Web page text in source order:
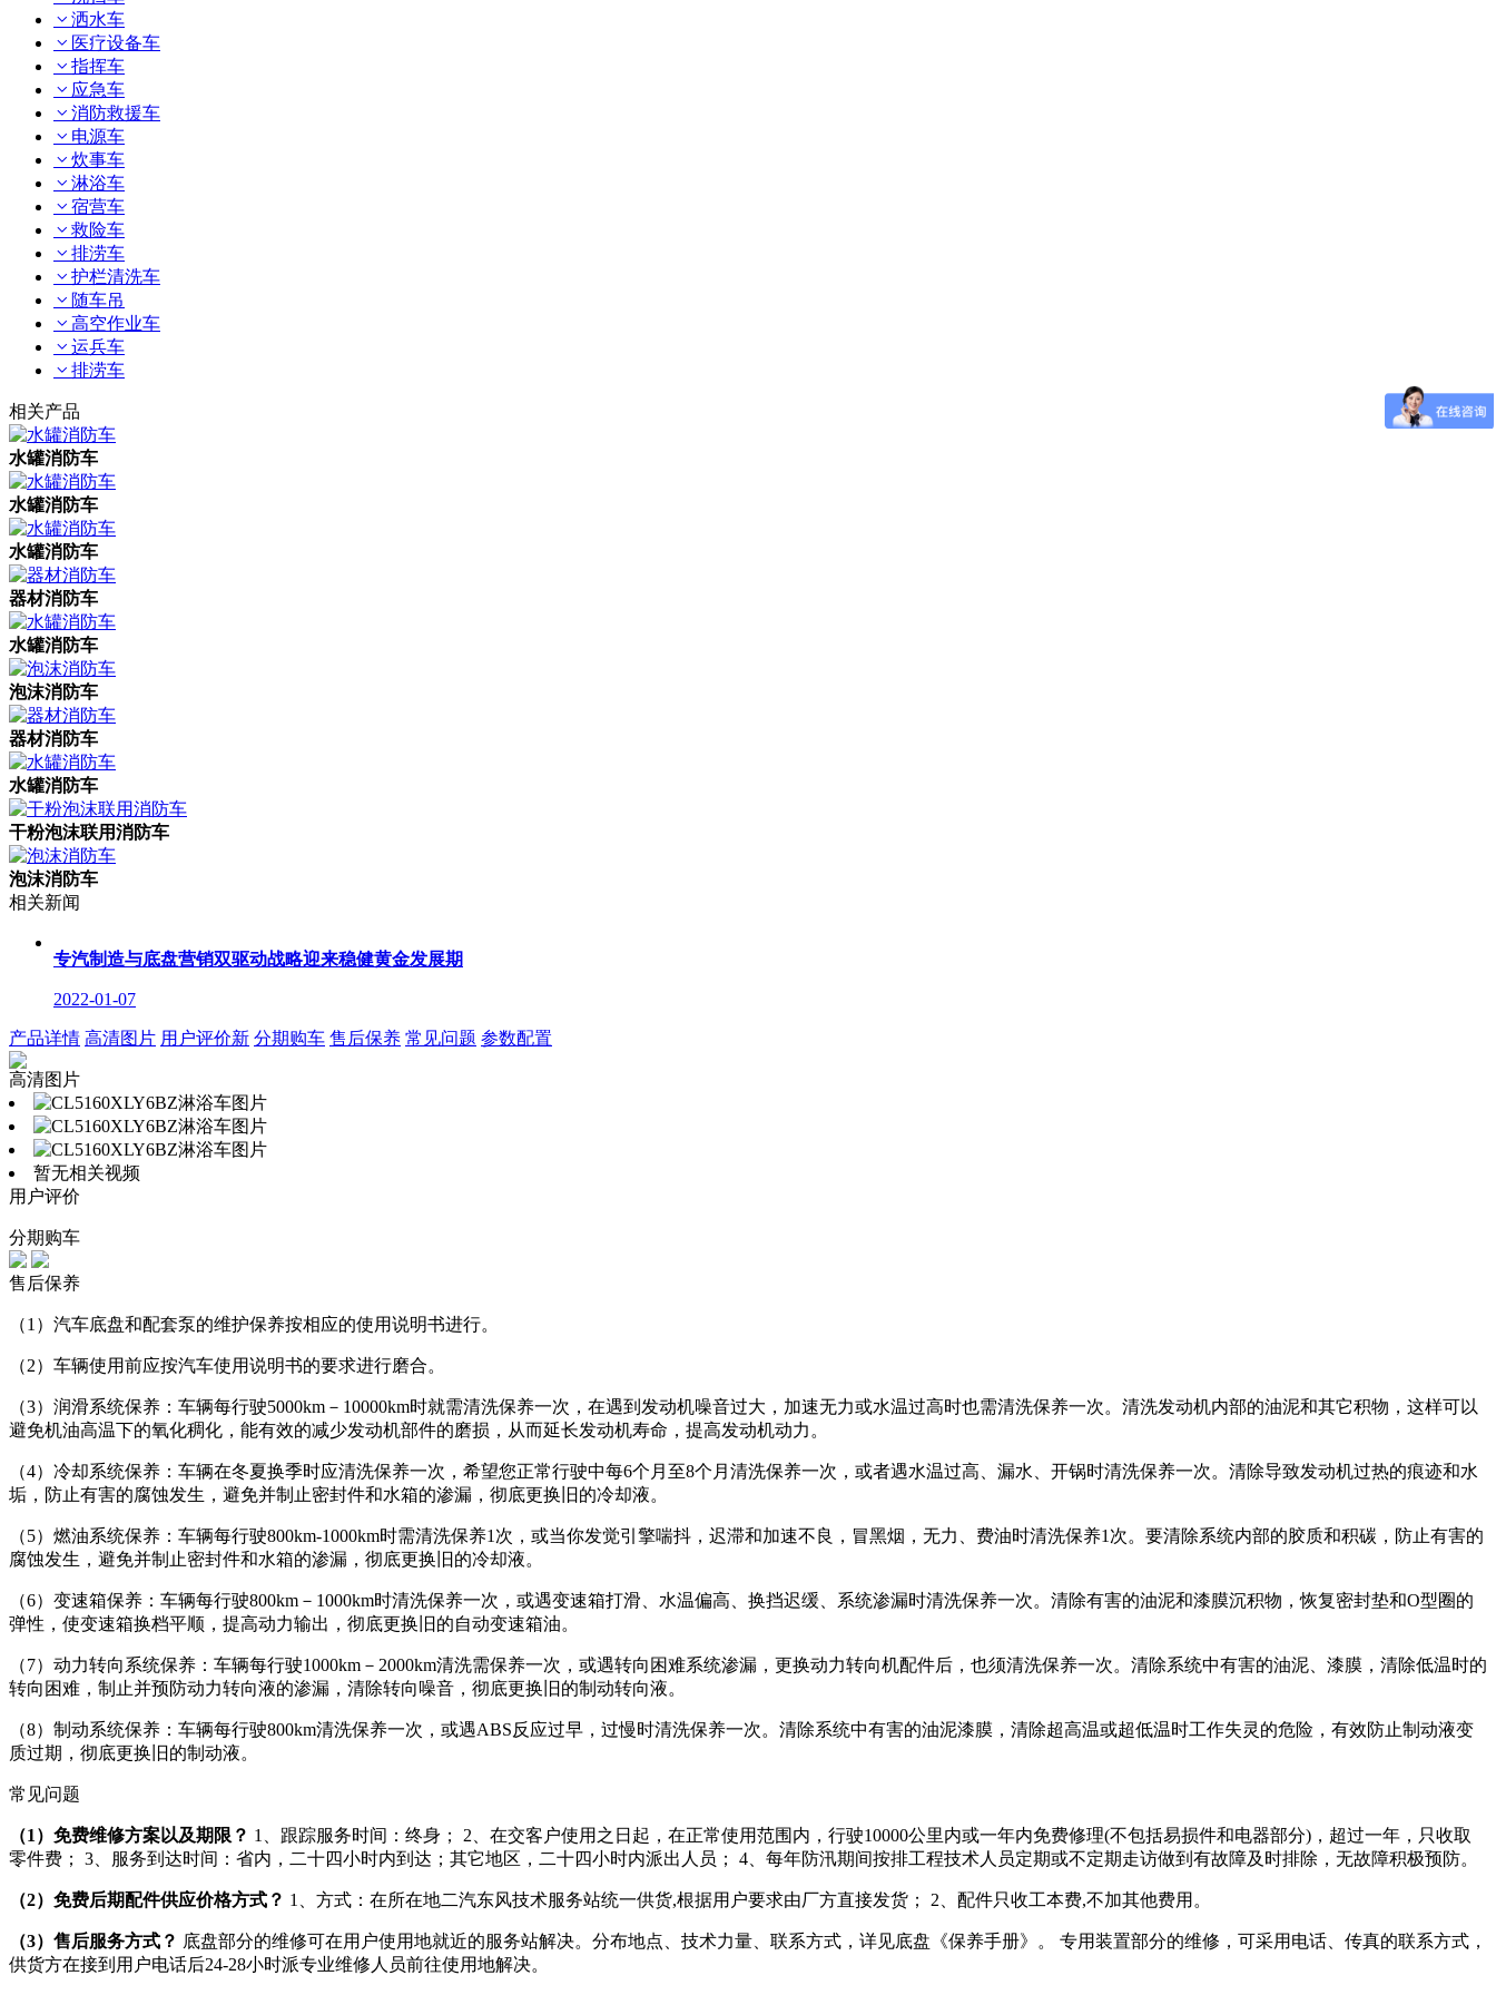
洒水车
医疗设备车
指挥车
应急车
消防救援车
电源车
炊事车
淋浴车
宿营车
救险车
排涝车
护栏清洗车
随车吊
高空作业车
运兵车
排涝车
相关产品
水罐消防车
水罐消防车
水罐消防车
器材消防车
水罐消防车
泡沫消防车
器材消防车
水罐消防车
干粉泡沫联用消防车
泡沫消防车
相关新闻
专汽制造与底盘营销双驱动战略迎来稳健黄金发展期
2022-01-07
产品详情 高清图片 用户评价新 分期购车 售后保养 常见问题 参数配置
高清图片
暂无相关视频
用户评价
分期购车
售后保养
（1）汽车底盘和配套泵的维护保养按相应的使用说明书进行。
（2）车辆使用前应按汽车使用说明书的要求进行磨合。
（3）润滑系统保养：车辆每行驶5000km－10000km时就需清洗保养一次，在遇到发动机噪音过大，加速无力或水温过高时也需清洗保养一次。清洗发动机内部的油泥和其它积物，这样可以
避免机油高温下的氧化稠化，能有效的减少发动机部件的磨损，从而延长发动机寿命，提高发动机动力。
（4）冷却系统保养：车辆在冬夏换季时应清洗保养一次，希望您正常行驶中每6个月至8个月清洗保养一次，或者遇水温过高、漏水、开锅时清洗保养一次。清除导致发动机过热的痕迹和水
垢，防止有害的腐蚀发生，避免并制止密封件和水箱的渗漏，彻底更换旧的冷却液。
（5）燃油系统保养：车辆每行驶800km-1000km时需清洗保养1次，或当你发觉引擎喘抖，迟滞和加速不良，冒黑烟，无力、费油时清洗保养1次。要清除系统内部的胶质和积碳，防止有害的
腐蚀发生，避免并制止密封件和水箱的渗漏，彻底更换旧的冷却液。
（6）变速箱保养：车辆每行驶800km－1000km时清洗保养一次，或遇变速箱打滑、水温偏高、换挡迟缓、系统渗漏时清洗保养一次。清除有害的油泥和漆膜沉积物，恢复密封垫和O型圈的
弹性，使变速箱换档平顺，提高动力输出，彻底更换旧的自动变速箱油。
（7）动力转向系统保养：车辆每行驶1000km－2000km清洗需保养一次，或遇转向困难系统渗漏，更换动力转向机配件后，也须清洗保养一次。清除系统中有害的油泥、漆膜，清除低温时的
转向困难，制止并预防动力转向液的渗漏，清除转向噪音，彻底更换旧的制动转向液。
（8）制动系统保养：车辆每行驶800km清洗保养一次，或遇ABS反应过早，过慢时清洗保养一次。清除系统中有害的油泥漆膜，清除超高温或超低温时工作失灵的危险，有效防止制动液变
质过期，彻底更换旧的制动液。
常见问题
（1）免费维修方案以及期限？ 1、跟踪服务时间：终身； 2、在交客户使用之日起，在正常使用范围内，行驶10000公里内或一年内免费修理(不包括易损件和电器部分)，超过一年，只收取
零件费； 3、服务到达时间：省内，二十四小时内到达；其它地区，二十四小时内派出人员； 4、每年防汛期间按排工程技术人员定期或不定期走访做到有故障及时排除，无故障积极预防。
（2）免费后期配件供应价格方式？ 1、方式：在所在地二汽东风技术服务站统一供货,根据用户要求由厂方直接发货； 2、配件只收工本费,不加其他费用。
（3）售后服务方式？ 底盘部分的维修可在用户使用地就近的服务站解决。分布地点、技术力量、联系方式，详见底盘《保养手册》。 专用装置部分的维修，可采用电话、传真的联系方式，
供货方在接到用户电话后24-28小时派专业维修人员前往使用地解决。